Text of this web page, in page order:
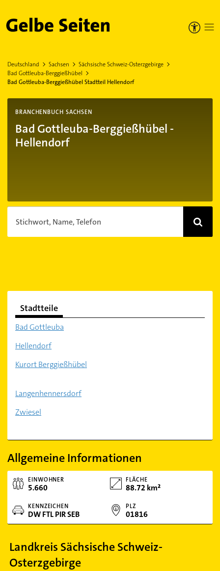
Gelbe Seiten
Deutschland Sachsen
Sächsische Schweiz-Osterzgebirge
Bad Gottleuba-Berggießhübel
Bad Gottleuba-Berggießhübel Stadtteil Hellendorf
BRANCHENBUCH SACHSEN
Bad Gottleuba-Berggießhübel -
Hellendorf
Stichwort, Name, Telefon
Stadtteile
Bad Gottleuba
Hellendorf
Kurort Berggießhübel
Langenhennersdorf
Zwiesel
Allgemeine Informationen
EINWOHNER
5.660
FLÄCHE
88.72 km²
KENNZEICHEN
DW FTL PIR SEB
PLZ
01816
Landkreis Sächsische Schweiz-
Osterzgebirge